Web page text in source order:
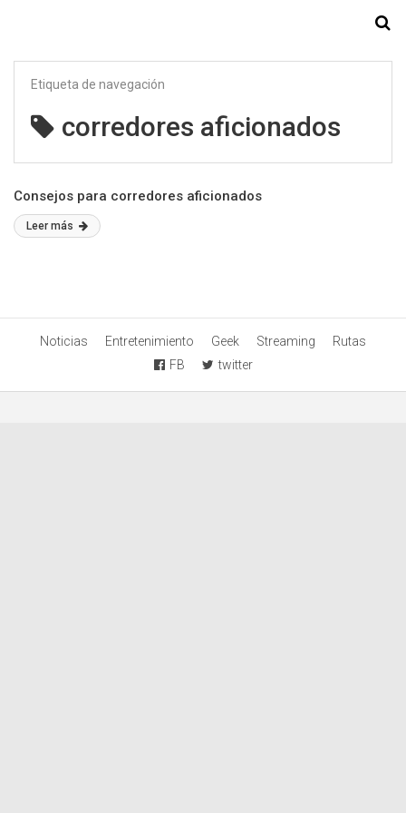
Etiqueta de navegación
corredores aficionados
Consejos para corredores aficionados
Leer más
Noticias Entretenimiento Geek Streaming
Rutas
FB
twitter